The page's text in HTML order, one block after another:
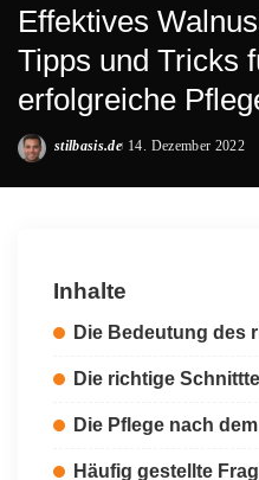
Effektives
Tipps und Tricks
erfolgreiche
Posted
stilbasis.de 14. Dezember 2022
Inhalte
Die Bedeutung des
Die richtige
Die Pflege nach
Häufig gestellte